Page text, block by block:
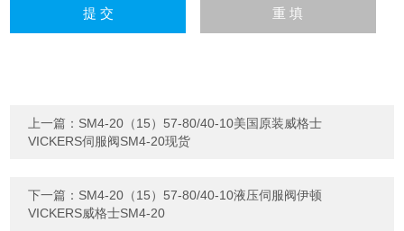
上一篇： SM4-20（15）57-80/40-10美国原装威格士
VICKERS伺服阀SM4-20现货
下一篇： SM4-20（15）57-80/40-10液压伺服阀伊顿
VICKERS威格士SM4-20